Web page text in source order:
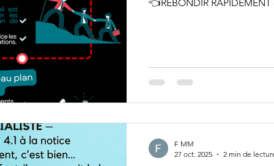
👈REBONDIR RAPIDEMENT
F MM
27 oct. 2025
2 min de